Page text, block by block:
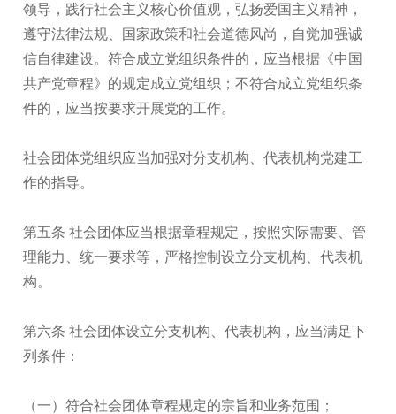
领导，践行社会主义核心价值观，弘扬爱国主义精神，
遵守法律法规、国家政策和社会道德风尚，自觉加强诚
信自律建设。符合成立党组织条件的，应当根据《中国
共产党章程》的规定成立党组织；不符合成立党组织条
件的，应当按要求开展党的工作。
社会团体党组织应当加强对分支机构、代表机构党建工
作的指导。
第五条 社会团体应当根据章程规定，按照实际需要、管
理能力、统一要求等，严格控制设立分支机构、代表机
构。
第六条 社会团体设立分支机构、代表机构，应当满足下
列条件：
（一）符合社会团体章程规定的宗旨和业务范围；